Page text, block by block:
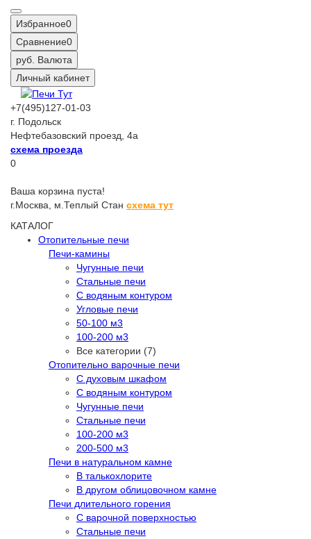
Избранное0
Сравнение0
руб. Валюта
Личный кабинет
+7(495)127-01-03
г. Подольск
Нефтебазовский проезд, 4а
схема проезда
0
Ваша корзина пуста!
г.Москва, м.Теплый Стан схема тут
КАТАЛОГ
Отопительные печи
Печи-камины
Чугунные печи
Стальные печи
С водяным контуром
Угловые печи
50-100 м3
100-200 м3
Все категории (7)
Отопительно варочные печи
С духовым шкафом
С водяным контуром
Чугунные печи
Стальные печи
100-200 м3
200-500 м3
Печи в натуральном камне
В талькохлорите
В другом облицовочном камне
Печи длительного горения
С варочной поверхностью
Стальные печи